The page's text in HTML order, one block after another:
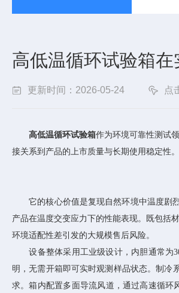
高低温循环试验箱
更新时间：2026-05-24 点
高低温循环试验箱作为环境可靠性测试
接关系到产品的上市质量与长期使用稳定性。
它的核心价值是复现自然环境中温度剧烈
产品在温度交变应力下的性能表现。既包括
环境适配性差引发的大规模售后风险。
设备整体采用工业级设计，内胆通常为
明，无需开箱即可实时观测样品状态。制
求。箱内配置多面导流风道，通过高速循环